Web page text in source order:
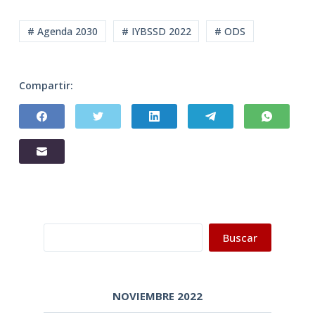
# Agenda 2030 # IYBSSD 2022 # ODS
Compartir:
Buscar
NOVIEMBRE 2022